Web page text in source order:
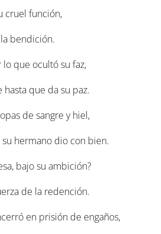
cruel función,
bendición.
que ocultó su faz,
hasta que da su paz.
de sangre y hiel,
hermano dio con bien.
bajo su ambición?
de la redención.
en prisión de engaños,